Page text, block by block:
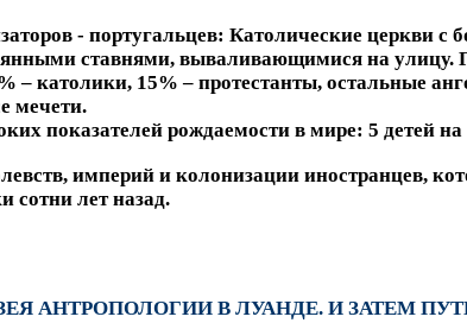
- португальцев: Католические церкви
ставнями, вываливающимися на
– католики, 15% – протестанты, остальные
мечети.
показателей рождаемости в мире: 5 детей
империй и колонизации иностранцев,
сотни лет назад.
АНТРОПОЛОГИИ В ЛУАНДЕ. И ЗАТЕМ